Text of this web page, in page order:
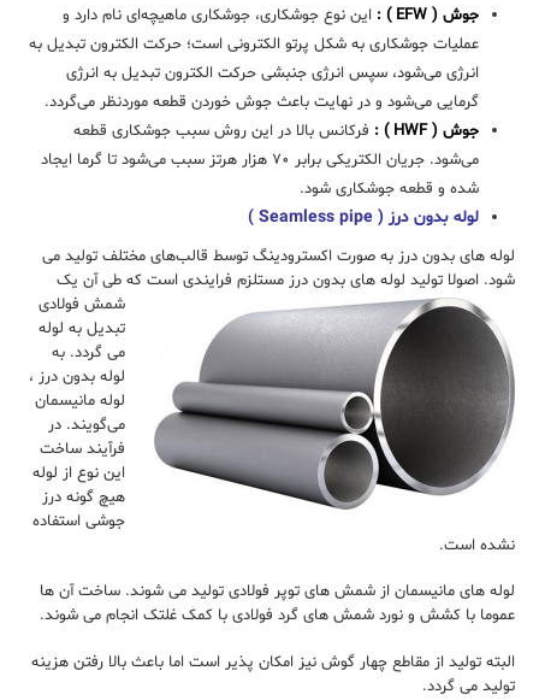
جوش ( EFW ) :
این نوع جوشکاری، جوشکاری ماهیچه‌ای نام دارد و
عملیات جوشکاری به شکل پرتو الکترونی است؛ حرکت الکترون تبدیل به
انرژی می‌شود، سپس انرژی جنبشی حرکت الکترون تبدیل به انرژی
گرمایی می‌شود و در نهایت باعث جوش خوردن قطعه موردنظر می‌گردد.
جوش ( HWF ) :
فرکانس بالا در این روش سبب جوشکاری قطعه
می‌شود. جریان الکتریکی برابر ۷۰ هزار هرتز سبب می‌شود تا گرما ایجاد
شده و قطعه جوشکاری شود.
لوله‌ بدون درز ( Seamless pipe )
لوله های بدون درز به صورت اكسترودينگ توسط قالب‌های مختلف توليد می
شود. اصولا تولید لوله های بدون درز مستلزم فرایندی است که طی آن یک
شمش فولادی
تبدیل به لوله
می گردد. به
لوله‌ بدون درز ،
لوله‌ مانیسمان
می‌گویند. در
فرآیند ساخت
این نوع از لوله
هیچ گونه‌ درز
جوشی استفاده
نشده است.
لوله های مانیسمان از شمش های توپر فولادی تولید می شوند. ساخت آن ها
عموما با کشش و نورد شمش های گرد فولادی با کمک غلتک انجام می شوند.
البته تولید از مقاطع چهار گوش نیز امکان پذیر است اما باعث بالا رفتن هزینه
تولید می گردد.